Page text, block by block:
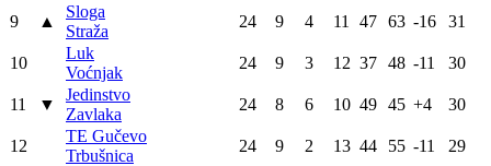
9 ▲
Sloga
Straža
24 9 4 11 47 63 -16 31
10
Luk
Voćnjak
24 9 3 12 37 48 -11 30
11 ▼
Jedinstvo
Zavlaka
24 8 6 10 49 45 +4 30
12
TE Gučevo
Trbušnica
24 9 2 13 44 55 -11 29